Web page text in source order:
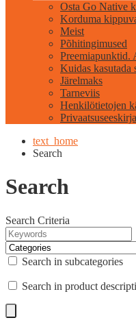
Osta Go Native
Korduma
Meist
Põhitingimused
Preemiapunktid.
Kuidas kasutada
Järelmaks
Tarneviis
Henkilötietojen
text_home
Search
Search
Search Criteria
Search in subcategories
Search in product